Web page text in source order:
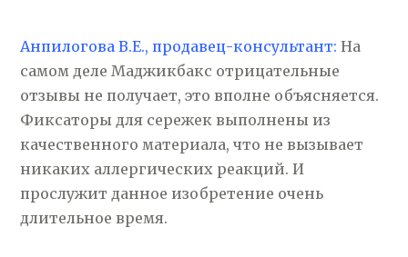
Анпилогова В.Е., продавец-консультант: На
самом деле Маджикбакс отрицательные
отзывы не получает, это вполне объясняется.
Фиксаторы для сережек выполнены из
качественного материала, что не вызывает
никаких аллергических реакций. И
прослужит данное изобретение очень
длительное время.